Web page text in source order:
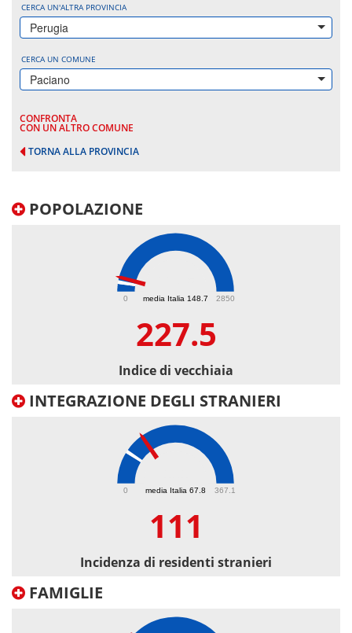
CERCA UN'ALTRA PROVINCIA
Perugia
CERCA UN COMUNE
Paciano
CONFRONTA
CON UN ALTRO COMUNE
TORNA ALLA PROVINCIA
POPOLAZIONE
media Italia 148.7
0 2850
227.5
Indice di vecchiaia
INTEGRAZIONE DEGLI STRANIERI
media Italia 67.8
0 367.1
111
Incidenza di residenti stranieri
FAMIGLIE